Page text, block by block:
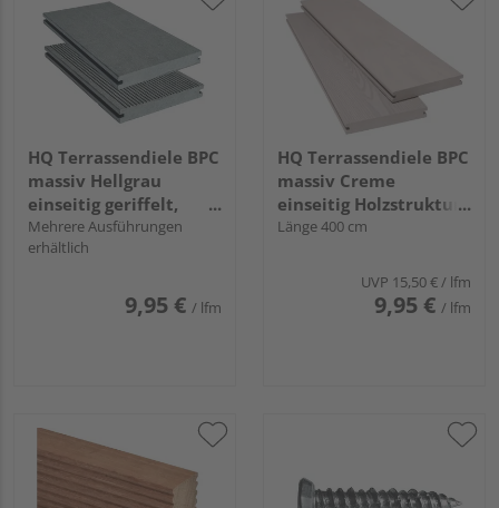
HQ Terrassendiele BPC
massiv Hellgrau
einseitig geriffelt,
einseitig glatt,
längsseitige Nut, Miru
Mehrere Ausführungen
erhältlich
9,95 € / lfm
HQ Terrassendiele BPC
massiv Creme
einseitig Holzstruktur,
einseitig gebürstet,
Nodos - 20 x 140 mm
Länge 400 cm
UVP 15,50 €/ lfm
9,95 € / lfm